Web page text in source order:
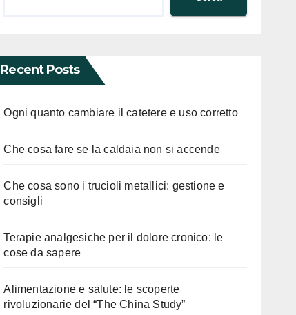
Recent Posts
Ogni quanto cambiare il catetere e uso corretto
Che cosa fare se la caldaia non si accende
Che cosa sono i trucioli metallici: gestione e
consigli
Terapie analgesiche per il dolore cronico: le
cose da sapere
Alimentazione e salute: le scoperte
rivoluzionarie del “The China Study”